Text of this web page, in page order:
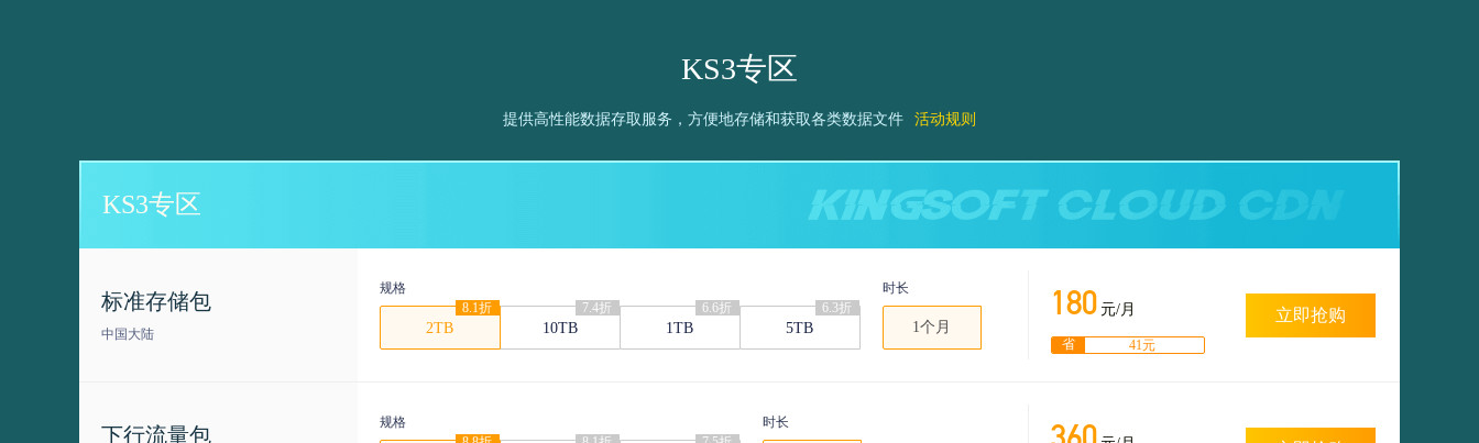
KS3专区
提供高性能数据存取服务，方便地存储和获取各类数据文件 活动规则
KS3专区
标准存储包
中国大陆
规格
8.1折
2TB
7.4折
10TB
6.6折
1TB
6.3折
5TB
时长
1个月
180 元/月
省 41元
立即抢购
下行流量包
规格
时长